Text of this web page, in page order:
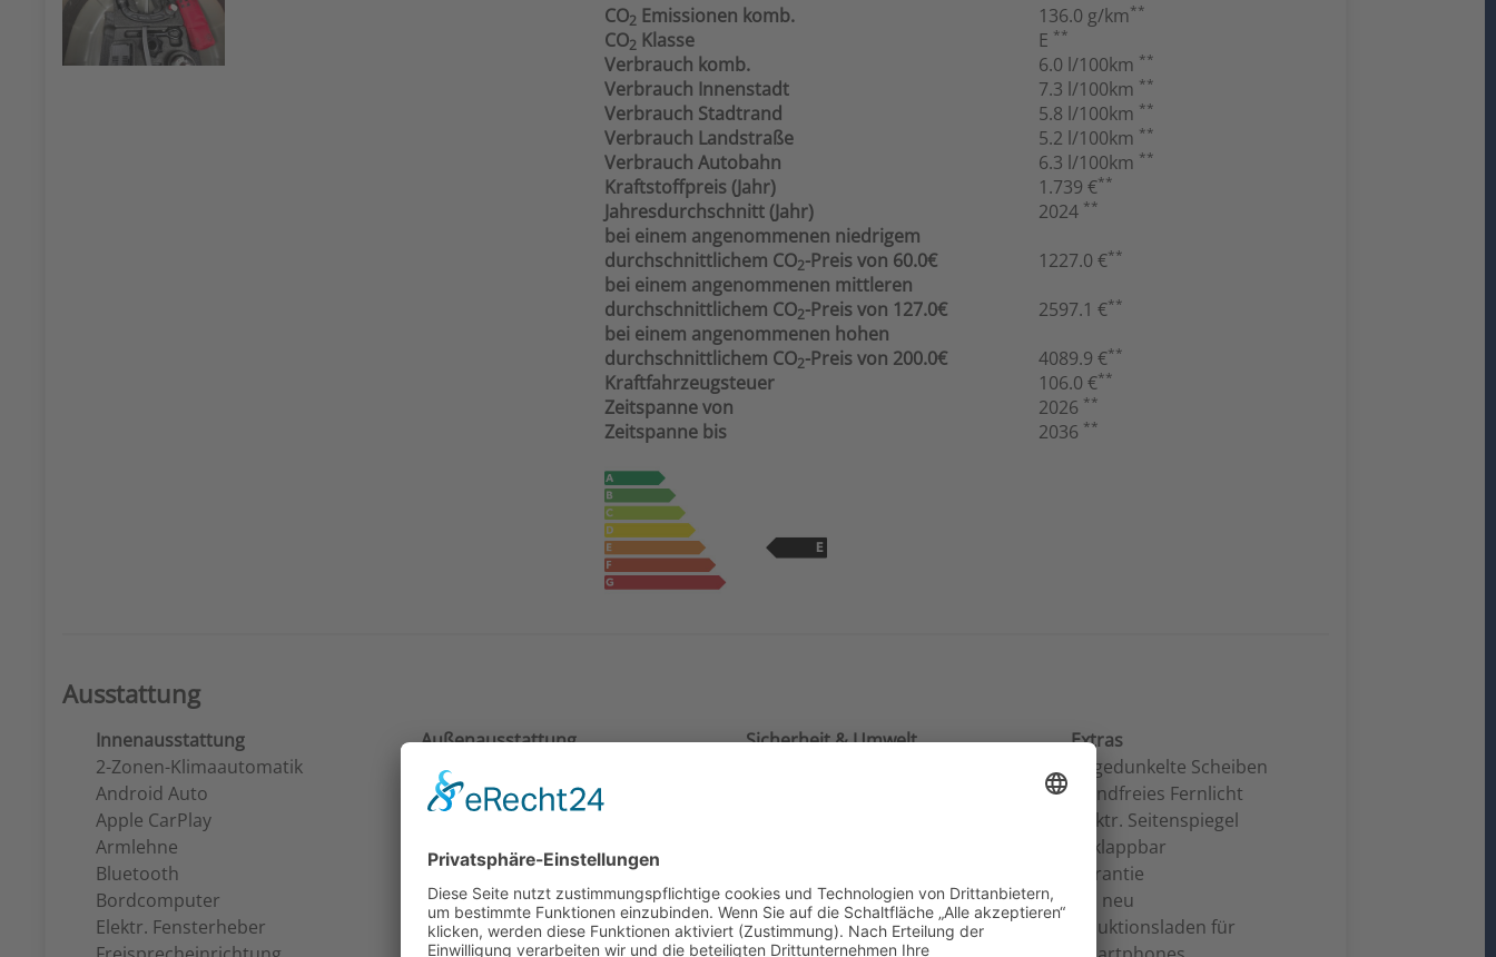
CO2 Emissionen komb. 136.0 g/km**
CO2 Klasse E **
Verbrauch komb. 6.0 l/100km **
Verbrauch Innenstadt 7.3 l/100km **
Verbrauch Stadtrand 5.8 l/100km **
Verbrauch Landstraße 5.2 l/100km **
Verbrauch Autobahn 6.3 l/100km **
Kraftstoffpreis (Jahr) 1.739 €**
Jahresdurchschnitt (Jahr) 2024 **
bei einem angenommenen niedrigem
durchschnittlichem CO2-Preis von 60.0€ 1227.0 €**
bei einem angenommenen mittleren
durchschnittlichem CO2-Preis von 127.0€ 2597.1 €**
bei einem angenommenen hohen
durchschnittlichem CO2-Preis von 200.0€ 4089.9 €**
Kraftfahrzeugsteuer 106.0 €**
Zeitspanne von 2026 **
Zeitspanne bis 2036 **
Ausstattung
Innenausstattung
2-Zonen-Klimaautomatik
Android Auto
Apple CarPlay
Armlehne
Bluetooth
Bordcomputer
Elektr. Fensterheber
Außenausstattung
Allwetterreifen
Dachreling
Leichtmetallfelgen
Metallic
Sicherheit & Umwelt
ESP
Elektr. Wegfahrsperre
Extras
Abgedunkelte Scheiben
Blendfreies Fernlicht
Elektr. Seitenspiegel
anklappbar
Garantie
HU neu
Induktionsladen für